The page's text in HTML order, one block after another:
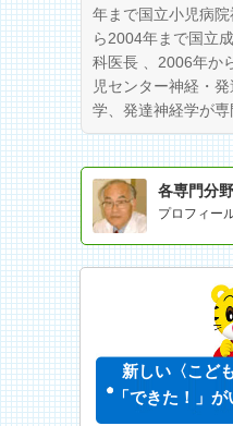
年まで国立小児病
ら2004年まで国立
科医長 、2006年か
児センター神経・
学、発達神経学が専
各専門分
プロフィー
新しい〈こど
「できた！」